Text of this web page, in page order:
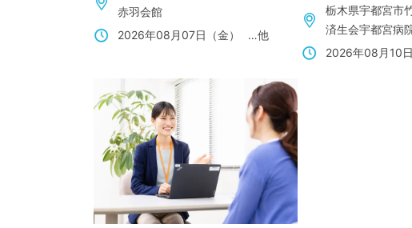
赤羽会館
2026年08月07日（金）
…他
栃木県宇都宮市
済生会宇都宮病
2026年08月10日